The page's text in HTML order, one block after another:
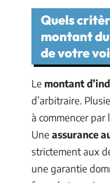
Quels
montant
de votre
Le montant
d’arbitraire.
à commencer par
Une assurance
strictement aux
une garantie